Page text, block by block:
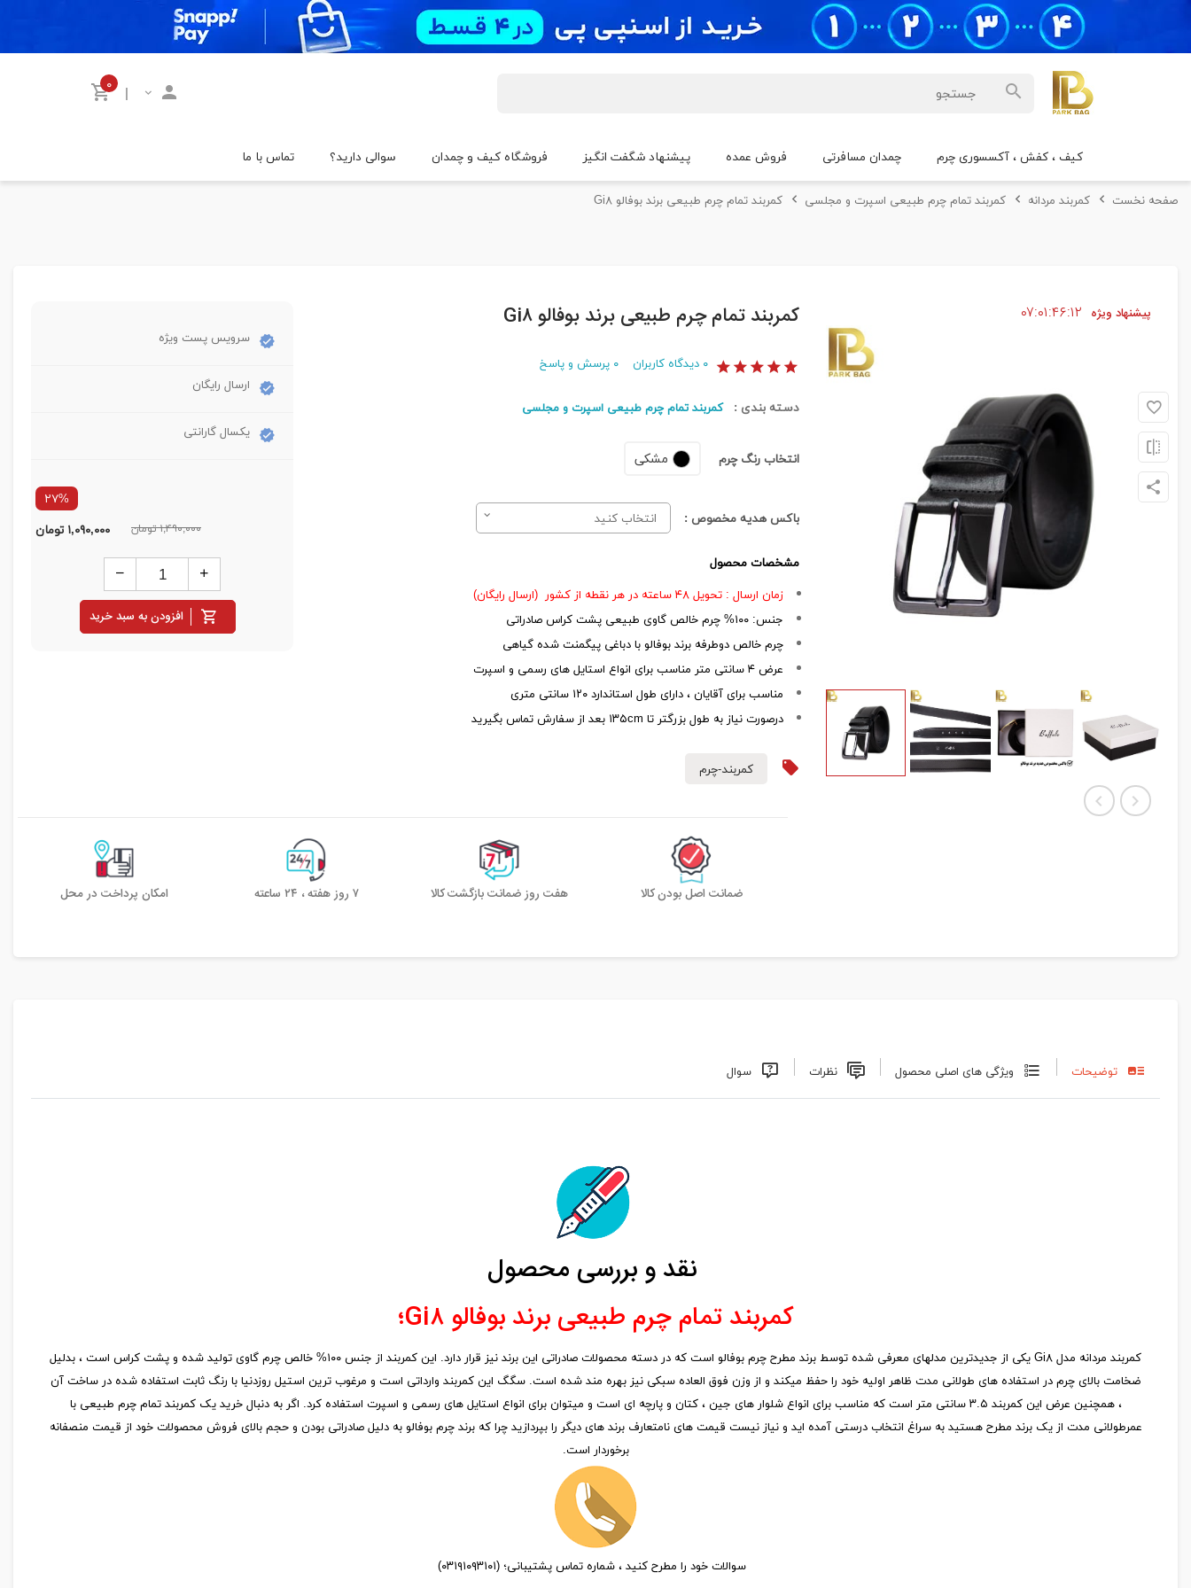
| ۰
کیف ، کفش ، آکسسوری چرم چمدان مسافرتی فروش عمده پیشنهاد شگفت انگیز فروشگاه کیف و چمدان سوالی دارید؟ تماس با ما
صفحه نخست کمربند مردانه کمربند تمام چرم طبیعی اسپرت و مجلسی کمربند تمام چرم طبیعی برند بوفالو Gi۸
پیشنهاد ویژه ۰۷۰۱۴۶ ۱۱ کمربند تمام چرم طبیعی برند بوفالو Gi۸
۰ دیدگاه کاربران ۰ پرسش و پاسخ
دسته بندی : کمربند تمام چرم طبیعی اسپرت و مجلسی
انتخاب رنگ چرم مشکی
باکس هدیه مخصوص : انتخاب کنید
مشخصات محصول
زمان ارسال : تحویل ۴۸ ساعته در هر نقطه از کشور (ارسال رایگان)
جنس: ۱۰۰% چرم خالص گاوی طبیعی پشت کراس صادراتی
چرم خالص دوطرفه برند بوفالو با دباغی پیگمنت شده گیاهی
عرض ۴ سانتی متر مناسب برای انواع استایل های رسمی و اسپرت
مناسب برای آقایان ، دارای طول استاندارد ۱۲۰ سانتی متری
درصورت نیاز به طول بزرگتر تا ۱۳۵cm بعد از سفارش تماس بگیرید
کمربند-چرم
سرویس پست ویژه
ارسال رایگان
یکسال گارانتی
۲۷%
۱,۴۹۰,۰۰۰ تومان ۱,۰۹۰,۰۰۰تومان
افزودن به سبد خرید
ضمانت اصل بودن کالا هفت روز ضمانت بازگشت کالا ۷ روز هفته ، ۲۴ ساعته امکان پرداخت در محل
توضیحات ویژگی های اصلی محصول نظرات سوال
نقد و بررسی محصول
کمربند تمام چرم طبیعی برند بوفالو Gi۸؛
کمربند مردانه مدل Gi۸ یکی از جدیدترین مدلهای معرفی شده توسط برند مطرح چرم بوفالو است که در دسته محصولات صادراتی این برند نیز قرار دارد. این کمربند از جنس ۱۰۰% خالص چرم گاوی تولید شده و پشت کراس است ، بدلیل
ضخامت بالای چرم در استفاده های طولانی مدت ظاهر اولیه خود را حفظ میکند و از وزن فوق العاده سبکی نیز بهره مند شده است. سگگ این کمربند وارداتی است و مرغوب ترین استیل روزدنیا با رنگ ثابت استفاده شده در ساخت آن
، همچنین عرض این کمربند ۳.۵ سانتی متر است که مناسب برای انواع شلوار های جین ، کتان و پارچه ای است و میتوان برای انواع استایل های رسمی و اسپرت استفاده کرد. اگر به دنبال خرید یک کمربند تمام چرم طبیعی با
عمرطولانی مدت از یک برند مطرح هستید به سراغ انتخاب درستی آمده اید و نیاز نیست قیمت های نامتعارف برند های دیگر را بپردازید چرا که برند چرم بوفالو به دلیل صادراتی بودن و حجم بالای فروش محصولات خود از قیمت منصفانه
برخوردار است.
سوالات خود را مطرح کنید ، شماره تماس پشتیبانی؛ (۰۳۱۹۱۰۹۳۱۰۱)